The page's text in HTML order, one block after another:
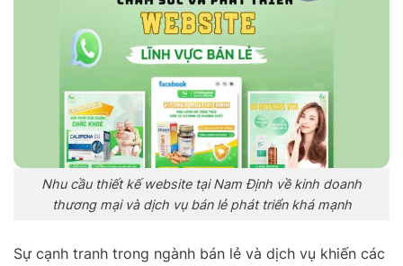
Nhu cầu thiết kế website tại Nam Định về kinh doanh
thương mại và dịch vụ bán lẻ phát triển khá mạnh
Sự cạnh tranh trong ngành bán lẻ và dịch vụ khiến các